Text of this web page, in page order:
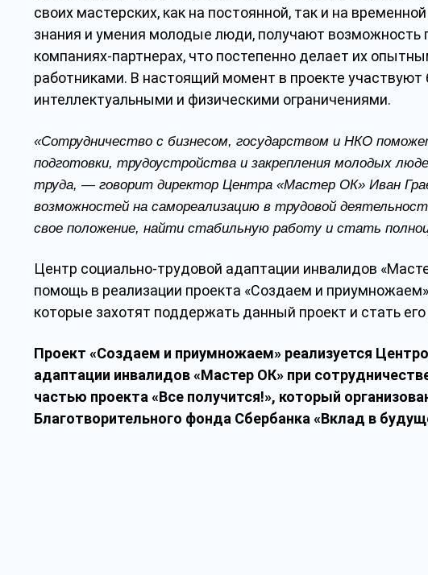
своих мастерских, как на постоянной, так и на
знания и умения молодые люди, получают возможность
компаниях-партнерах, что постепенно делает их
работниками. В настоящий момент в проекте участвуют
интеллектуальными и физическими ограничениями.
«Сотрудничество с бизнесом, государством и НКО
подготовки, трудоустройства и закрепления молодых
труда, — говорит директор Центра «Мастер ОК» Иван
возможностей на самореализацию в трудовой
свое положение, найти стабильную работу и стать
Центр социально-трудовой адаптации инвалидов
помощь в реализации проекта «Создаем и
которые захотят поддержать данный проект и стать
Проект «Создаем и приумножаем» реализуется
адаптации инвалидов «Мастер ОК» при
частью проекта «Все получится!», который
Благотворительного фонда Сбербанка «Вклад в